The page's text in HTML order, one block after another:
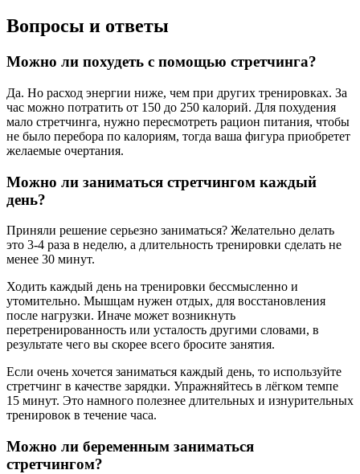
Вопросы и ответы
Можно ли похудеть с помощью стретчинга?
Да. Но расход энергии ниже, чем при других тренировках. За
час можно потратить от 150 до 250 калорий. Для похудения
мало стретчинга, нужно пересмотреть рацион питания, чтобы
не было перебора по калориям, тогда ваша фигура приобретет
желаемые очертания.
Можно ли заниматься стретчингом каждый
день?
Приняли решение серьезно заниматься? Желательно делать
это 3-4 раза в неделю, а длительность тренировки сделать не
менее 30 минут.
Ходить каждый день на тренировки бессмысленно и
утомительно. Мышцам нужен отдых, для восстановления
после нагрузки. Иначе может возникнуть
перетренированность или усталость другими словами, в
результате чего вы скорее всего бросите занятия.
Если очень хочется заниматься каждый день, то используйте
стретчинг в качестве зарядки. Упражняйтесь в лёгком темпе
15 минут. Это намного полезнее длительных и изнурительных
тренировок в течение часа.
Можно ли беременным заниматься
стретчингом?